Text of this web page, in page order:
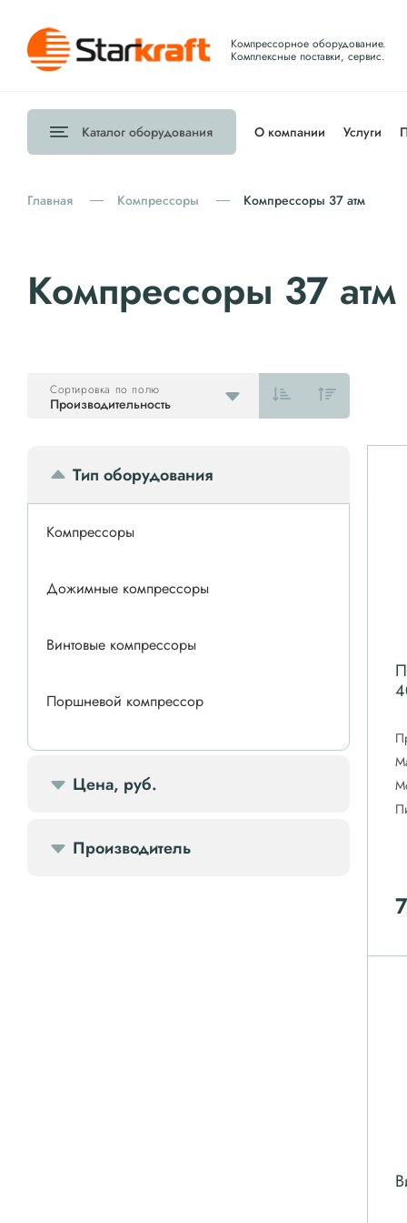
Компрессорное оборудование.
Комплексные поставки, сервис.
Каталог оборудования О компании Услуги
Главная Компрессоры Компрессоры 37 атм
Компрессоры 37 атм
Производительность
Сортировка по полю
Тип оборудования
Компрессоры
Дожимные компрессоры
Винтовые компрессоры
Поршневой компрессор
Спиральные компрессоры
Цена, руб.
Производитель